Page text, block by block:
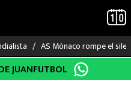
AS Mónaco rompe el
JUANFUTBOL